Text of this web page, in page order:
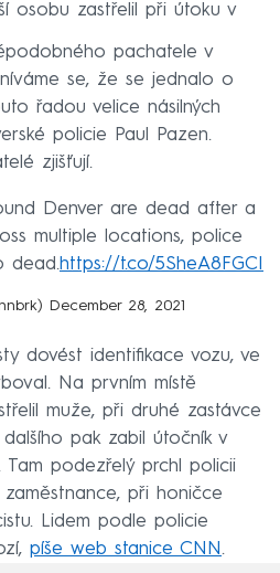
osobu zastřelil při útoku v
pachatele v
se, že se jednalo o
řadou velice násilných
policie Paul Pazen.
zjišťují.
Denver are dead after a
multiple locations, police
dead.https://t.co/5SheA8FGCI
December 28, 2021
dovést identifikace vozu, ve
Na prvním místě
muže, při druhé zastávce
pak zabil útočník v
Tam podezřelý prchl policii
při honičce
Lidem podle policie
píše web stanice CNN.